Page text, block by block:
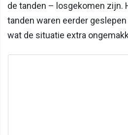
de tanden – losgekomen zijn.
tanden waren eerder
wat de situatie extra